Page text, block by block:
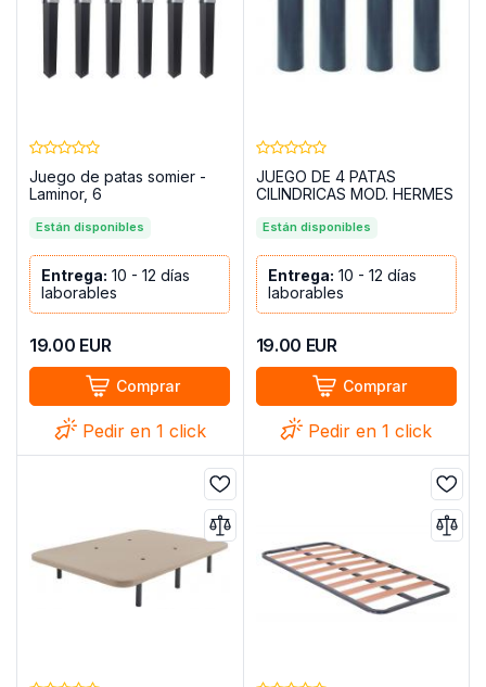
Juego de patas somier -
Laminor, 6
Están disponibles
Entrega: 10 - 12 días
laborables
19.00 EUR
Comprar
Pedir en 1 click
JUEGO DE 4 PATAS
CILINDRICAS MOD. HERMES
Están disponibles
Entrega: 10 - 12 días
laborables
19.00 EUR
Comprar
Pedir en 1 click